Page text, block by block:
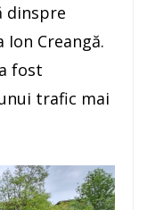
dinspre
Creangă.
fost
trafic mai